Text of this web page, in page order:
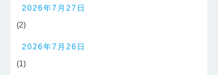
2026年7月27日
(2)
2026年7月26日
(1)